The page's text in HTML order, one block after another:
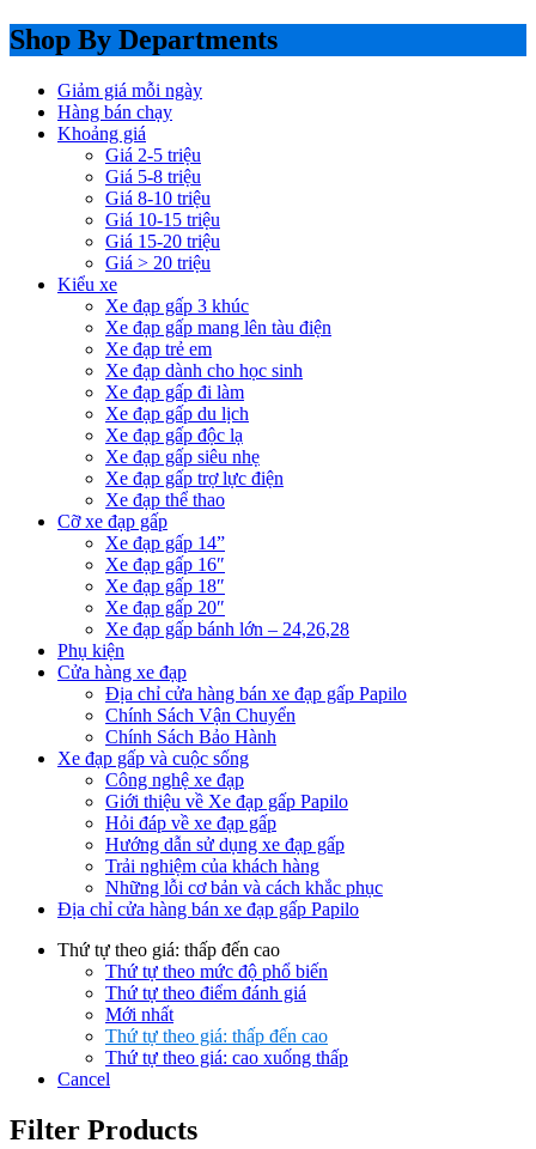
Shop By Departments
Giảm giá mỗi ngày
Hàng bán chạy
Khoảng giá
Giá 2-5 triệu
Giá 5-8 triệu
Giá 8-10 triệu
Giá 10-15 triệu
Giá 15-20 triệu
Giá > 20 triệu
Kiểu xe
Xe đạp gấp 3 khúc
Xe đạp gấp mang lên tàu điện
Xe đạp trẻ em
Xe đạp dành cho học sinh
Xe đạp gấp đi làm
Xe đạp gấp du lịch
Xe đạp gấp độc lạ
Xe đạp gấp siêu nhẹ
Xe đạp gấp trợ lực điện
Xe đạp thể thao
Cỡ xe đạp gấp
Xe đạp gấp 14”
Xe đạp gấp 16″
Xe đạp gấp 18″
Xe đạp gấp 20″
Xe đạp gấp bánh lớn – 24,26,28
Phụ kiện
Cửa hàng xe đạp
Địa chỉ cửa hàng bán xe đạp gấp Papilo
Chính Sách Vận Chuyển
Chính Sách Bảo Hành
Xe đạp gấp và cuộc sống
Công nghệ xe đạp
Giới thiệu về Xe đạp gấp Papilo
Hỏi đáp về xe đạp gấp
Hướng dẫn sử dụng xe đạp gấp
Trải nghiệm của khách hàng
Những lỗi cơ bản và cách khắc phục
Địa chỉ cửa hàng bán xe đạp gấp Papilo
Thứ tự theo giá: thấp đến cao
Thứ tự theo mức độ phổ biến
Thứ tự theo điểm đánh giá
Mới nhất
Thứ tự theo giá: thấp đến cao
Thứ tự theo giá: cao xuống thấp
Cancel
Filter Products